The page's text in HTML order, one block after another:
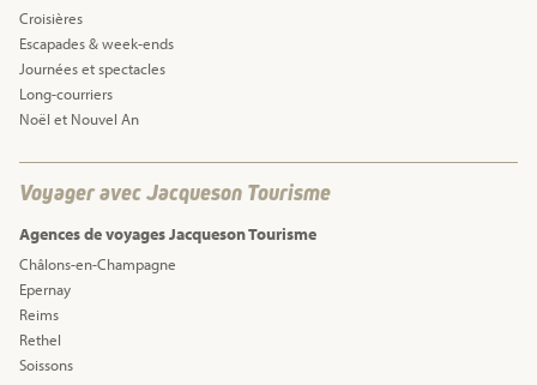
Croisières
Escapades & week-ends
Journées et spectacles
Long-courriers
Noël et Nouvel An
Voyager avec Jacqueson Tourisme
Agences de voyages Jacqueson Tourisme
Châlons-en-Champagne
Epernay
Reims
Rethel
Soissons